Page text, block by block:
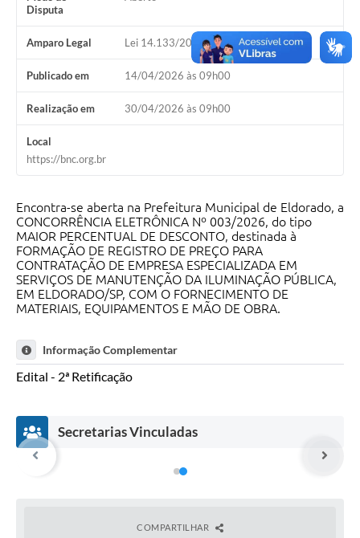
Disputa
Amparo Legal Lei 14.133/2021, Art 28, II
Publicado em 14/04/2026 às 09h00
Realização em 30/04/2026 às 09h00
Local
https://bnc.org.br
Encontra-se aberta na Prefeitura Municipal de Eldorado, a
CONCORRÊNCIA ELETRÔNICA Nº 003/2026, do tipo
MAIOR PERCENTUAL DE DESCONTO, destinada à
FORMAÇÃO DE REGISTRO DE PREÇO PARA
CONTRATAÇÃO DE EMPRESA ESPECIALIZADA EM
SERVIÇOS DE MANUTENÇÃO DA ILUMINAÇÃO PÚBLICA,
EM ELDORADO/SP, COM O FORNECIMENTO DE
MATERIAIS, EQUIPAMENTOS E MÃO DE OBRA.
Informação Complementar
Edital - 2ª Retificação
Secretarias Vinculadas
COMPARTILHAR